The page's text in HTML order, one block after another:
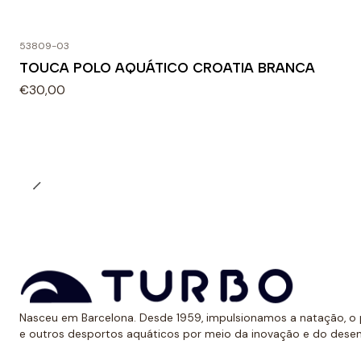
53809-03
TOUCA POLO AQUÁTICO CROATIA BRANCA
€30,00
Nasceu em Barcelona. Desde 1959, impulsionamos a natação,
e outros desportos aquáticos por meio da inovação e do